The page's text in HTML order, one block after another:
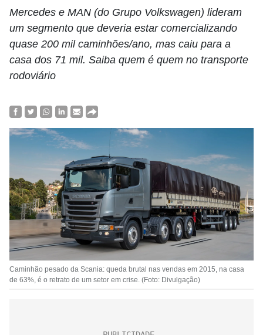
Mercedes e MAN (do Grupo Volkswagen) lideram
um segmento que deveria estar comercializando
quase 200 mil caminhões/ano, mas caiu para a
casa dos 71 mil. Saiba quem é quem no transporte
rodoviário
Caminhão pesado da Scania: queda brutal nas vendas em 2015, na casa
de 63%, é o retrato de um setor em crise. (Foto: Divulgação)